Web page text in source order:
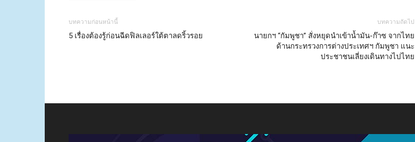
บทความก่อนหน้านี้
5 เรื่องต้องรู้ก่อนฉีดฟิลเลอร์ใต้ตาลดริ้วรอย
บทความถัดไป
นายกฯ “กัมพูชา” สั่งหยุดนำเข้าน้ำมัน-ก๊าซ จากไทย
ด้านกระทรวงการต่างประเทศฯ กัมพูชา แนะ
ประชาชนเลี่ยงเดินทางไปไทย